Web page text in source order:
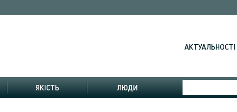
АКТУАЛЬНОСТІ
ЯКІСТЬ ЛЮДИ